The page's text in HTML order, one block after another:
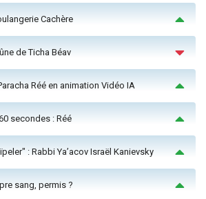
Cachère
de Ticha Béav
Réé en animation Vidéo IA
secondes : Réé
: Rabbi Ya’acov Israël Kanievsky
sang, permis ?